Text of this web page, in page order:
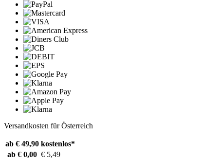
Versandkosten für Österreich
ab € 49,90 kostenlos*
ab € 0,00 € 5,49